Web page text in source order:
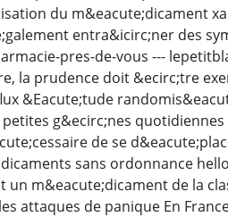
du m&eacute;dicament
entra&icirc;ner des
pres-de-vous ---
la prudence doit &ecirc;tre
&Eacute;tude
g&ecirc;nes quotidiennes
de se
sans ordonnance
m&eacute;dicament de la
attaques de panique En